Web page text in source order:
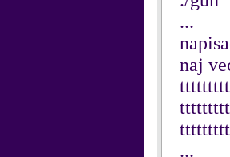
...
naj
...